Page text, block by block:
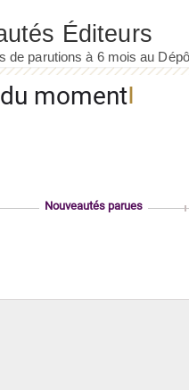
moment
Nouveautés parues